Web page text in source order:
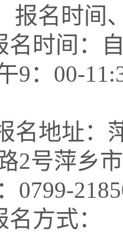
报名时间
名时间：
午9：00-
名地址：
2号萍乡
0799-
名方式：